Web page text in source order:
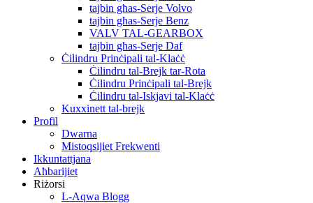
tajbin għas-Serje Volvo
tajbin għas-Serje Benz
VALV TAL-GEARBOX
tajbin għas-Serje Daf
Ċilindru Prinċipali tal-Klaċċ
Ċilindru tal-Brejk tar-Rota
Ċilindru Prinċipali tal-Brejk
Ċilindru tal-Iskjavi tal-Klaċċ
Kuxxinett tal-brejk
Profil
Dwarna
Mistoqsijiet Frekwenti
Ikkuntattjana
Aħbarijiet
Riżorsi
L-Aqwa Blogg